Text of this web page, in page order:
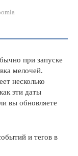
при запуске
мелочей.
несколько
эти даты
вы обновляете
и тегов в